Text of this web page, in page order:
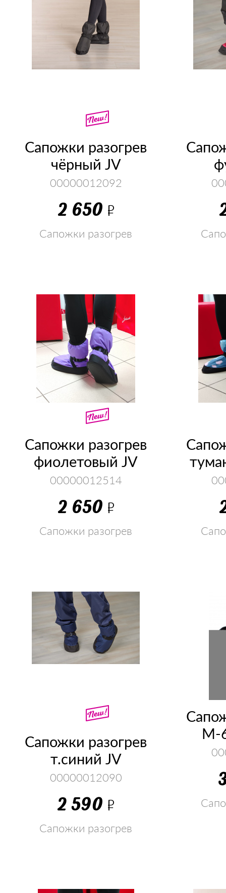
Сапожки разогрев
чёрный JV
00000012092
2 650 Р
Сапожки разогрев
Сапожки разогрев
фиолетовый JV
00000012514
2 650 Р
Сапожки разогрев
Сапожки разогрев
т.синий JV
00000012090
2 590 Р
Сапожки разогрев
М-